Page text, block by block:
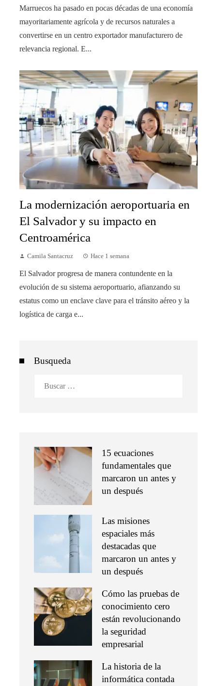
Marruecos ha pasado en pocas décadas de una economía
mayoritariamente agrícola y de recursos naturales a
convertirse en un centro exportador manufacturero de
relevancia regional. E...
La modernización aeroportuaria en
El Salvador y su impacto en
Centroamérica
Camila Santacruz Hace 1 semana
El Salvador progresa de manera contundente en la
evolución de su sistema aeroportuario, afianzando su
estatus como un enclave clave para el tránsito aéreo y la
logística de carga e...
Busqueda
15 ecuaciones
fundamentales que
marcaron un antes y
un después
Las misiones
espaciales más
destacadas que
marcaron un antes y
un después
Cómo las pruebas de
conocimiento cero
están revolucionando
la seguridad
empresarial
La historia de la
informática contada